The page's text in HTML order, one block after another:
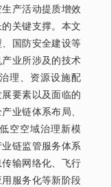
产活动提质增效
关键支撑。本文
国防安全建设等
业所涉及的技术
理、资源设施配
要素以及面临的
业链体系布局、
空空域治理新模
链监管服务体系
输网络化、飞行
服务化等新阶段